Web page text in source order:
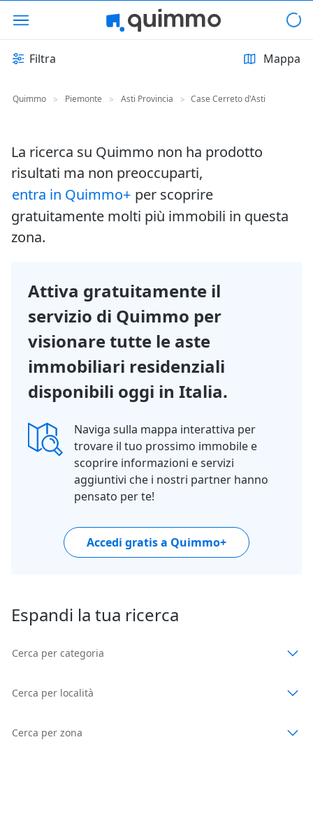
Filtra Mappa
Quimmo > Piemonte > Asti Provincia > Case Cerreto d'Asti
La ricerca su Quimmo non ha prodotto
risultati ma non preoccuparti,
entra in Quimmo+ per scoprire
gratuitamente molti più immobili in questa
zona.
Attiva gratuitamente il
servizio di Quimmo per
visionare tutte le aste
immobiliari residenziali
disponibili oggi in Italia.
Naviga sulla mappa interattiva per
trovare il tuo prossimo immobile e
scoprire informazioni e servizi
aggiuntivi che i nostri partner hanno
pensato per te!
Accedi gratis a Quimmo+
Espandi la tua ricerca
Cerca per categoria
Cerca per località
Cerca per zona